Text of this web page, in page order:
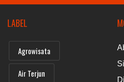
LABEL
Agrowisata
Air Terjun